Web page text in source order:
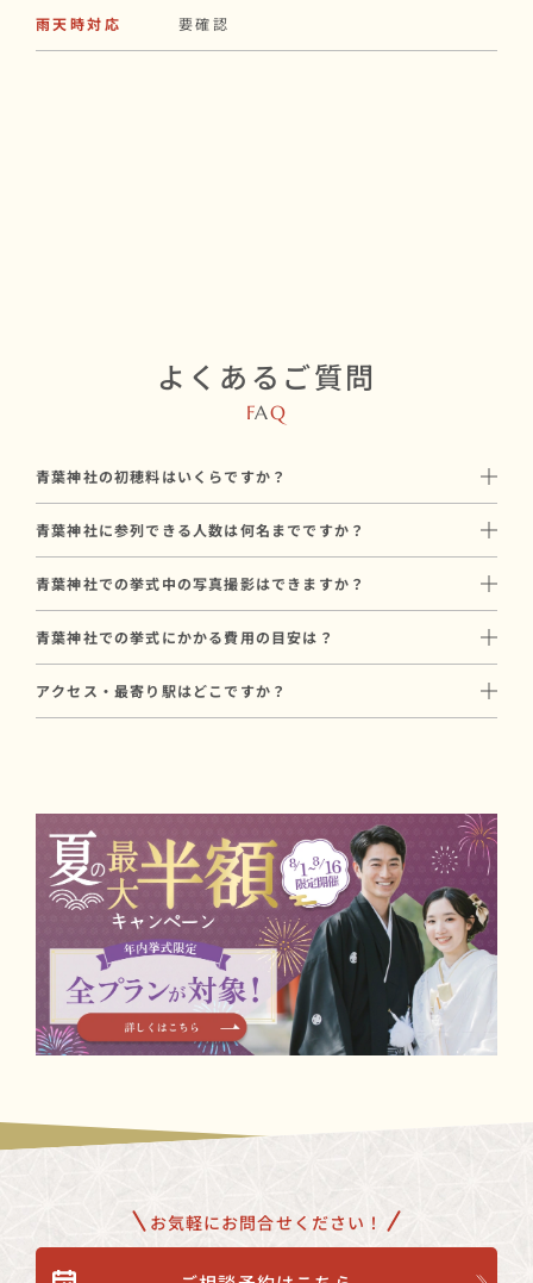
雨天時対応 要確認
よくあるご質問
FAQ
青葉神社の初穂料はいくらですか？
神社に直接お納めいただく挙式のお礼で、和婚スタイルのプラン
料金とは別途必要です。
青葉神社に参列できる人数は何名までですか？
参列人数に合わせたプランや会場のご提案も可能ですので、お気
青葉神社での挙式中の写真撮影はできますか？
撮影を重視される方には、撮影条件に合った神社のご提案も可能
ですので、お気軽にご相談ください。
青葉神社での挙式にかかる費用の目安は？
可能です。
アクセス・最寄り駅はどこですか？
お気軽にお問合せください！